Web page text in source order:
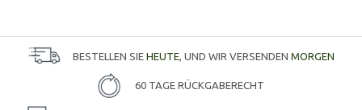
BESTELLEN SIE HEUTE, UND WIR VERSENDEN MORGEN
60 TAGE RÜCKGABERECHT